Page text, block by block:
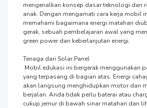
mengenalkan konsep dasar teknologi dan
anak. Dengan mengamati cara kerja mobil
memahami bagaimana energi matahari
gerak, sebuah pembelajaran awal yang
green power dan keberlanjutan energi.
Tenaga dari Solar Panel
yang terpasang di bagian atas. Energi
akan langsung menghidupkan motor dan
berjalan. Anda tidak perlu baterai atau
cukup jemur di bawah sinar matahari dan